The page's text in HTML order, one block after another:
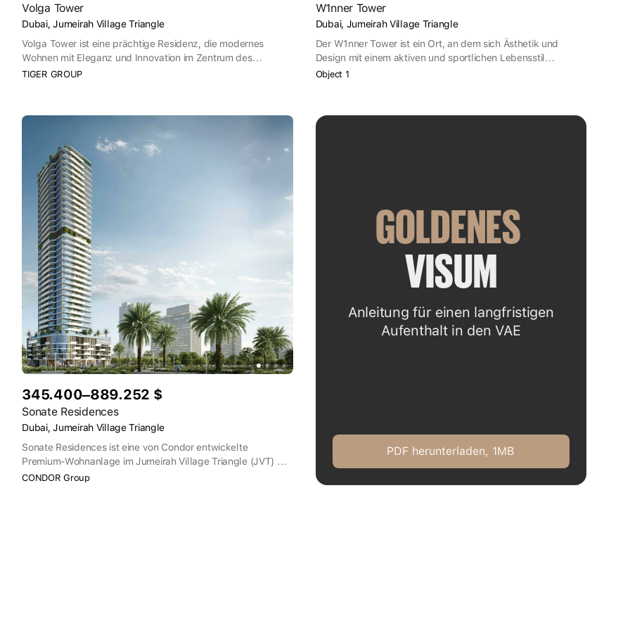
Volga Tower
Dubai, Jumeirah Village Triangle
Volga Tower ist eine prächtige Residenz, die modernes
Wohnen mit Eleganz und Innovation im Zentrum des
Jumeirah Village Triangle neu definiert.
TIGER GROUP
W1nner Tower
Dubai, Jumeirah Village Triangle
Der W1nner Tower ist ein Ort, an dem sich Ästhetik und
Design mit einem aktiven und sportlichen Lebensstil
verbinden.
Object 1
345.400–889.252 $
Sonate Residences
Dubai, Jumeirah Village Triangle
Sonate Residences ist eine von Condor entwickelte
Premium-Wohnanlage im Jumeirah Village Triangle (JVT) mit
luxuriösen Apartments mit 1 bis 3 Schlafzimmern sowie
CONDOR Group
GOLDENES
VISUM
Anleitung für einen langfristigen
Aufenthalt in den VAE
PDF herunterladen, 1MB